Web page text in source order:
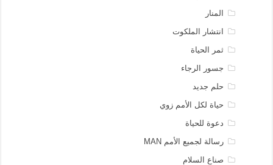
المنار
انتشار الملكوت
ثمر الحياة
جسور الرجاء
حلم جديد
حياة لكل الأمم زوي
دعوة للحياة
رسالة لجميع الأمم MAN
صناع السلام